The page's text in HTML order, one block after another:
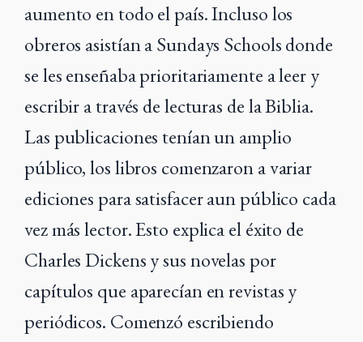
aumento en todo el país. Incluso los
obreros asistían a Sundays Schools donde
se les enseñaba prioritariamente a leer y
escribir a través de lecturas de la Biblia.
Las publicaciones tenían un amplio
público, los libros comenzaron a variar
ediciones para satisfacer aun público cada
vez más lector. Esto explica el éxito de
Charles Dickens y sus novelas por
capítulos que aparecían en revistas y
periódicos. Comenzó escribiendo